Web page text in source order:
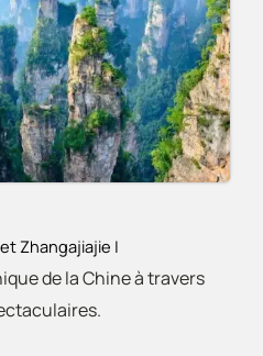
Zhangajiajie |
de la Chine à travers